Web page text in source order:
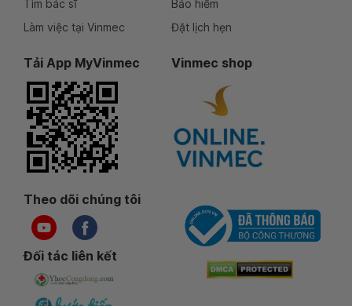
Tìm bác sĩ
Làm việc tại Vinmec
Bảo hiểm
Đặt lịch hẹn
Tải App MyVinmec Vinmec shop
Theo dõi chúng tôi
Đối tác liên kết